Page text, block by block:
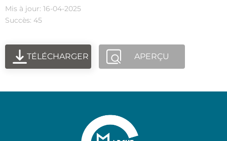
Mis à jour: 16-04-2025
Succès: 45
TÉLÉCHARGER APERÇU